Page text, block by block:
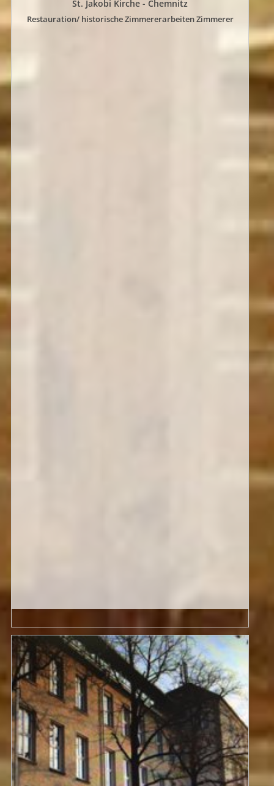
St. Jakobi Kirche - Chemnitz
Restauration/ historische Zimmererarbeiten Zimmerer